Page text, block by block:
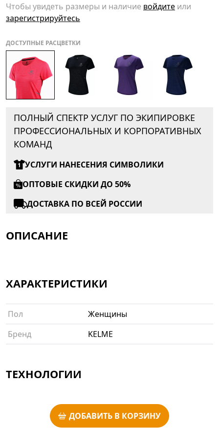
Чтобы увидеть размеры и наличие войдите или
зарегистрируйтесь
ДОСТУПНЫЕ РАСЦВЕТКИ
ПОЛНЫЙ СПЕКТР УСЛУГ ПО ЭКИПИРОВКЕ
ПРОФЕССИОНАЛЬНЫХ И КОРПОРАТИВНЫХ
КОМАНД
УСЛУГИ НАНЕСЕНИЯ СИМВОЛИКИ
ОПТОВЫЕ СКИДКИ ДО 50%
ДОСТАВКА ПО ВСЕЙ РОССИИ
ОПИСАНИЕ
ХАРАКТЕРИСТИКИ
Пол
Женщины
Бренд
KELME
ТЕХНОЛОГИИ
ДОБАВИТЬ В КОРЗИНУ